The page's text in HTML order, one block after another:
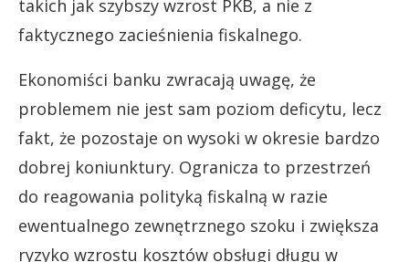
takich jak szybszy wzrost PKB, a nie z
faktycznego zacieśnienia fiskalnego.
Ekonomiści banku zwracają uwagę, że
problemem nie jest sam poziom deficytu, lecz
fakt, że pozostaje on wysoki w okresie bardzo
dobrej koniunktury. Ogranicza to przestrzeń
do reagowania polityką fiskalną w razie
ewentualnego zewnętrznego szoku i zwiększa
ryzyko wzrostu kosztów obsługi długu w